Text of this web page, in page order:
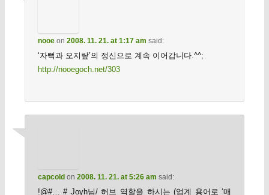
nooeon 2008. 11. 21. at 1:17 am said:
‘자뻑과 오지랖’의 정신으로 계속 이어갑니다.^^;
http://nooegoch.net/303
capcoldon 2008. 11. 21. at 5:26 am said:
!@#… # Joyh님/ 허브 역할을 하시는 (업계 용어로 ‘매